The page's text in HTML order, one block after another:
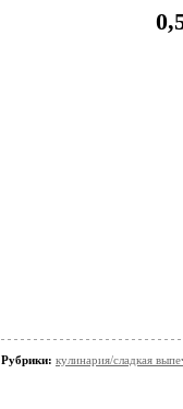
Рубрики: кулинария/сладкая